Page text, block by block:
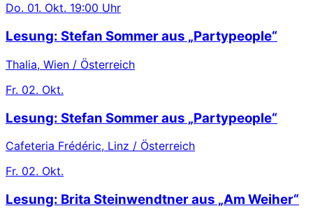
Do. 01. Okt. 19:00 Uhr
Lesung: Stefan Sommer aus „Partypeople“
Thalia, Wien / Österreich
Fr. 02. Okt.
Lesung: Stefan Sommer aus „Partypeople“
Cafeteria Frédéric, Linz / Österreich
Fr. 02. Okt.
Lesung: Brita Steinwendtner aus „Am Weiher“